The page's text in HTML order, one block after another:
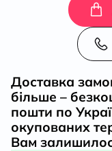
Доставка
більше –
пошти по
окупованих
Вам